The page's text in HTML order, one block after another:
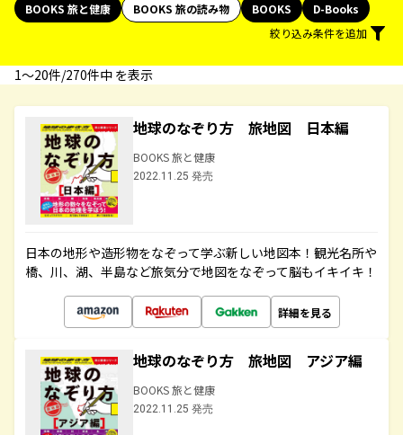
BOOKS 旅と健康
BOOKS 旅の読み物 BOOKS
D-Books
絞り込み条件を追加
1〜20件/270件中 を表示
地球のなぞり方 旅地図 日本編
BOOKS 旅と健康
2022.11.25 発売
日本の地形や造形物をなぞって学ぶ新しい地図本！観光名所や
橋、川、湖、半島など旅気分で地図をなぞって脳もイキイキ！
詳細を見る
地球のなぞり方 旅地図 アジア編
BOOKS 旅と健康
2022.11.25 発売